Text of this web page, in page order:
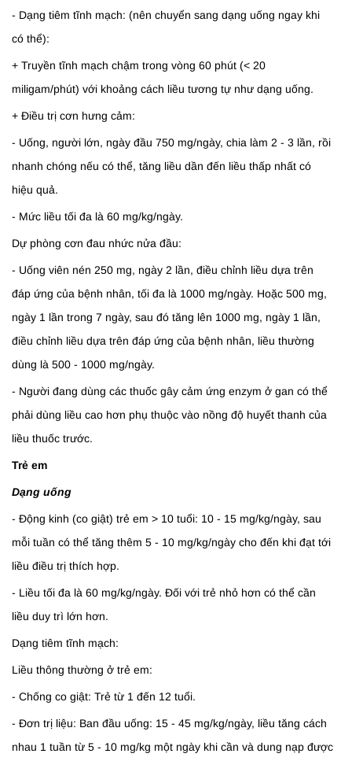
- Dạng tiêm tĩnh mạch: (nên chuyển sang dạng uống ngay khi
có thể):
+ Truyền tĩnh mạch chậm trong vòng 60 phút (< 20
miligam/phút) với khoảng cách liều tương tự như dạng uống.
+ Điều trị cơn hưng cảm:
- Uống, người lớn, ngày đầu 750 mg/ngày, chia làm 2 - 3 lần, rồi
nhanh chóng nếu có thể, tăng liều dần đến liều thấp nhất có
hiệu quả.
- Mức liều tối đa là 60 mg/kg/ngày.
Dự phòng cơn đau nhức nửa đầu:
- Uống viên nén 250 mg, ngày 2 lần, điều chỉnh liều dựa trên
đáp ứng của bệnh nhân, tối đa là 1000 mg/ngày. Hoặc 500 mg,
ngày 1 lần trong 7 ngày, sau đó tăng lên 1000 mg, ngày 1 lần,
điều chỉnh liều dựa trên đáp ứng của bệnh nhân, liều thường
dùng là 500 - 1000 mg/ngày.
- Người đang dùng các thuốc gây cảm ứng enzym ở gan có thể
phải dùng liều cao hơn phụ thuộc vào nồng độ huyết thanh của
liều thuốc trước.
Trẻ em
Dạng uống
- Động kinh (co giật) trẻ em > 10 tuổi: 10 - 15 mg/kg/ngày, sau
mỗi tuần có thể tăng thêm 5 - 10 mg/kg/ngày cho đến khi đạt tới
liều điều trị thích hợp.
- Liều tối đa là 60 mg/kg/ngày. Đối với trẻ nhỏ hơn có thể cần
liều duy trì lớn hơn.
Dạng tiêm tĩnh mạch:
Liều thông thường ở trẻ em:
- Chống co giật: Trẻ từ 1 đến 12 tuổi.
- Đơn trị liệu: Ban đầu uống: 15 - 45 mg/kg/ngày, liều tăng cách
nhau 1 tuần từ 5 - 10 mg/kg một ngày khi cần và dung nạp được